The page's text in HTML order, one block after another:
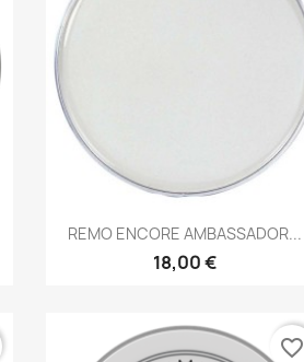
Brzi pregled
REMO ENCORE AMBASSADOR...
18,00 €
favorite_border